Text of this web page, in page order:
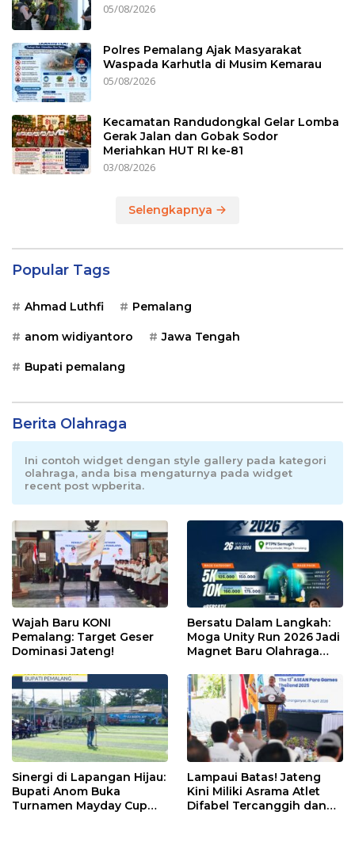
05/08/2026
Polres Pemalang Ajak Masyarakat
Waspada Karhutla di Musim Kemarau
05/08/2026
Kecamatan Randudongkal Gelar Lomba
Gerak Jalan dan Gobak Sodor
Meriahkan HUT RI ke-81
03/08/2026
Selengkapnya
Popular Tags
Ahmad Luthfi Pemalang
anom widiyantoro Jawa Tengah
Bupati pemalang
Berita Olahraga
Ini contoh widget dengan style gallery pada kategori
olahraga, anda bisa mengaturnya pada widget
recent post wpberita.
Wajah Baru KONI
Pemalang: Target Geser
Dominasi Jateng!
Bersatu Dalam Langkah:
Moga Unity Run 2026 Jadi
Magnet Baru Olahraga
Sinergi di Lapangan Hijau:
Bupati Anom Buka
Turnamen Mayday Cup
Lampaui Batas! Jateng
Kini Miliki Asrama Atlet
Difabel Tercanggih dan